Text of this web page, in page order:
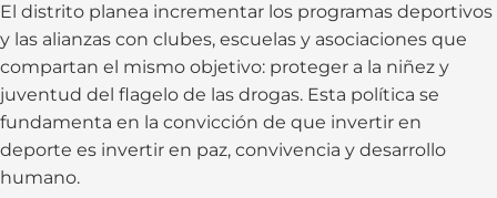
El distrito planea incrementar los programas deportivos
y las alianzas con clubes, escuelas y asociaciones que
compartan el mismo objetivo: proteger a la niñez y
juventud del flagelo de las drogas. Esta política se
fundamenta en la convicción de que invertir en
deporte es invertir en paz, convivencia y desarrollo
humano.